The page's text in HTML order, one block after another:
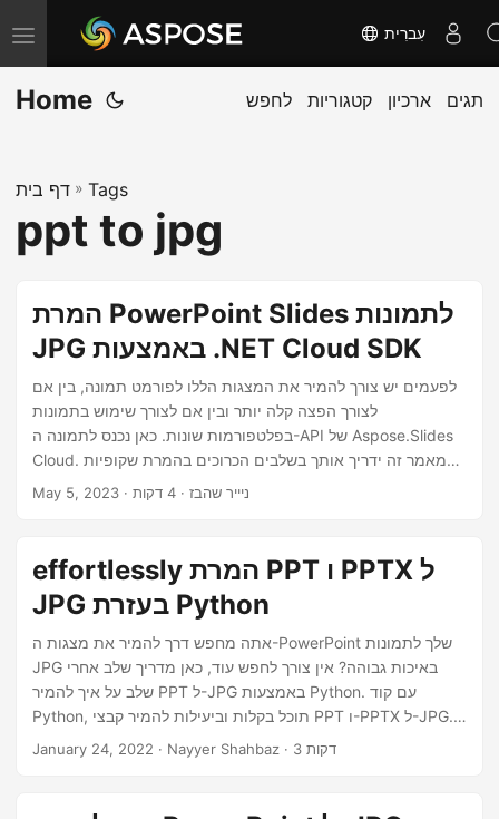
T
o
g
e
n
a
g
עִברִית
Home לחפש קטגוריות ארכיון תגים
דף בית » Tags
ppt to jpg
המרת PowerPoint Slides לתמונות
JPG באמצעות .NET Cloud SDK
לפעמים יש צורך להמיר את המצגות הללו לפורמט תמונה, בין אם
לצורך הפצה קלה יותר ובין אם לצורך שימוש בתמונות
בפלטפורמות שונות. כאן נכנס לתמונה ה-API של Aspose.Slides
Cloud. מאמר זה ידריך אותך בשלבים הכרוכים בהמרת שקופיות
PowerPoint לתמונה באמצעות Aspose.Slides Cloud API עם
ולהתאים אישית את פורמט תמונת הפלט להעדפותיך.
May 5, 2023 · ניייר שהבז · 4 דקות
effortlessly המרת PPT ו PPTX ל
JPG בעזרת Python
אתה מחפש דרך להמיר את מצגות ה-PowerPoint שלך לתמונות
JPG באיכות גבוהה? אין צורך לחפש עוד, כאן מדריך שלב אחרי
שלב על איך להמיר PPT ל-JPG באמצעות Python. עם קוד
Python, תוכל בקלות וביעילות להמיר קבצי PPT ו-PPTX ל-JPG.
המדריך הזה ינחה אותך בתהליך ויספק לך את כל המידע שאתה
January 24, 2022 · Nayyer Shahbaz · 3 דקות